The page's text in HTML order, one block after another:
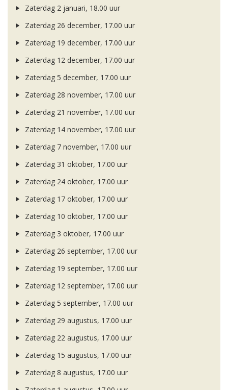
Zaterdag 2 januari, 18.00 uur
Zaterdag 26 december, 17.00 uur
Zaterdag 19 december, 17.00 uur
Zaterdag 12 december, 17.00 uur
Zaterdag 5 december, 17.00 uur
Zaterdag 28 november, 17.00 uur
Zaterdag 21 november, 17.00 uur
Zaterdag 14 november, 17.00 uur
Zaterdag 7 november, 17.00 uur
Zaterdag 31 oktober, 17.00 uur
Zaterdag 24 oktober, 17.00 uur
Zaterdag 17 oktober, 17.00 uur
Zaterdag 10 oktober, 17.00 uur
Zaterdag 3 oktober, 17.00 uur
Zaterdag 26 september, 17.00 uur
Zaterdag 19 september, 17.00 uur
Zaterdag 12 september, 17.00 uur
Zaterdag 5 september, 17.00 uur
Zaterdag 29 augustus, 17.00 uur
Zaterdag 22 augustus, 17.00 uur
Zaterdag 15 augustus, 17.00 uur
Zaterdag 8 augustus, 17.00 uur